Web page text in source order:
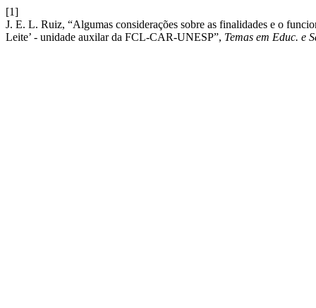
[1]
J. E. L. Ruiz, “Algumas considerações sobre as finalidades e o
Leite’ - unidade auxilar da FCL-CAR-UNESP”, Temas em Educ. e